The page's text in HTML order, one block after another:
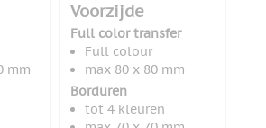
mm
Voorzijde
Full color transfer
Full colour
max 80 x 80 mm
Borduren
tot 4 kleuren